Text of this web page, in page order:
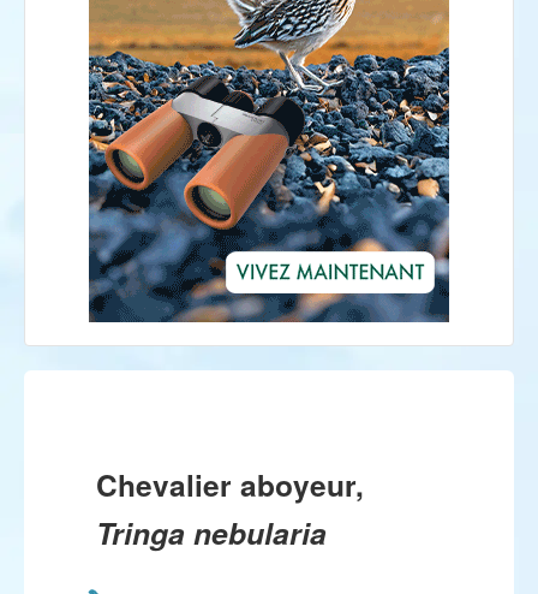
Chevalier aboyeur,
Tringa nebularia